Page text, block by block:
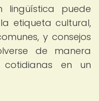
lingüística puede
etiqueta cultural,
y consejos
de manera
cotidianas en un